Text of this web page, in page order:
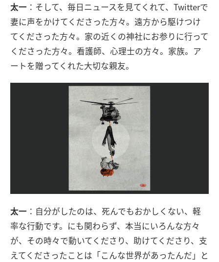
太一 ：そして、毎日ニュースを見てくれて、Twitterで
妻に声をかけてくださった方々。遠方から駆けつけ
てくださった方々。家の近くの神社にお参りに行って
くださった方々。看護師、心理士の方々。家族。ア
ートを贈ってくれた大切な親友。
太一 ：自分がしたのは、死んでもおかしくない、軽
率な行動です。にも関わらず、本当にいろんな方々
が、その時々で動いてくださり、助けてくださり、支
えてくださったことは「こんな世界があったんだ」と